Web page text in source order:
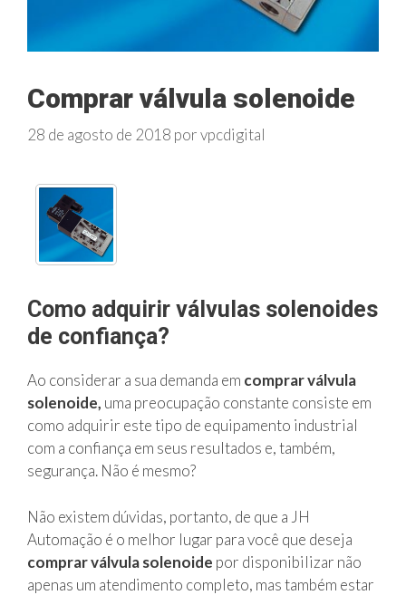
Comprar válvula solenoide
28 de agosto de 2018 porvpcdigital
Como adquirir válvulas solenoides
de confiança?
Ao considerar a sua demanda em comprar válvula
solenoide, uma preocupação constante consiste em
como adquirir este tipo de equipamento industrial
com a confiança em seus resultados e, também,
segurança. Não é mesmo?
Não existem dúvidas, portanto, de que a JH
Automação é o melhor lugar para você que deseja
comprar válvula solenoide por disponibilizar não
apenas um atendimento completo, mas também estar